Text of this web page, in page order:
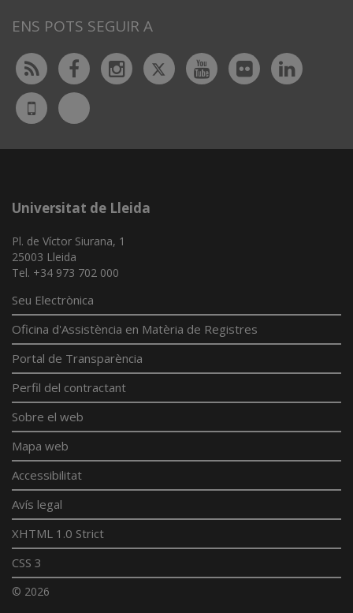
ENS POTS SEGUIR A
Rss FacebookInstagram
TwitterYoutubeFlickr
UdL
App
Bluesky
Universitat de Lleida
Pl. de Víctor Siurana, 1
25003 Lleida
Tel. +34 973 702 000
Seu Electrònica
Oficina d'Assistència en Matèria de Registres
Portal de Transparència
Perfil del contractant
Sobre el web
Mapa web
Accessibilitat
Avís legal
XHTML 1.0 Strict
CSS 3
© 2026